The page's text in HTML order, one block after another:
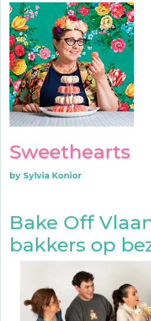
Sweethearts
by Sylvia Konior
Bake Off
bakkers op